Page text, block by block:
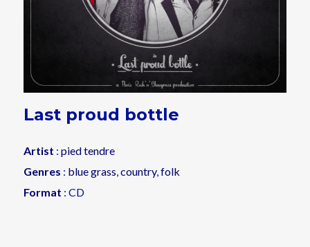
Last proud bottle
Artist :pied tendre
Genres : blue grass,country,folk
Format : CD